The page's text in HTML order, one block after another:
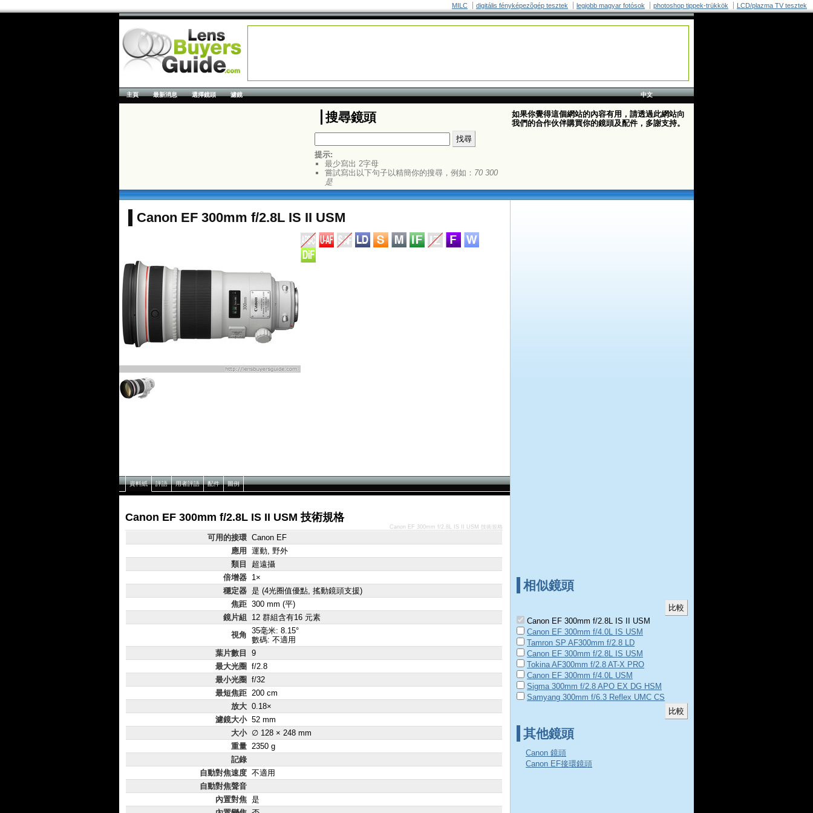
MILC digitális fényképezõgép tesztek legjobb magyar fotósok photoshop tippek-trükkök LCD/plazma TV tesztek
中文
主頁 最新消息 選擇鏡頭 濾鏡
搜尋鏡頭
提示:
最少寫出 2字母
嘗試寫出以下句子以精簡你的搜尋，例如： 70 300
是
如果你覺得這個網站的內容有用，請透過此網站向
我們的合作伙伴購買你的鏡頭及配件，多謝支持。
Canon EF 300mm f/2.8L IS II USM
資料紙 評語 用者評語 配件 圖例
Canon EF 300mm f/2.8L IS II USM 技術規格
可用的接環 Canon EF
應用
運動, 野外
類目
超遠攝
倍增器 1×
穩定器 是 (4光圈值優點, 搖動鏡頭支援)
焦距 300 mm (平)
鏡片組
12 群組含有16 元素
視角 35毫米: 8.15°
數碼: 不適用
葉片數目
9
最大光圈
f/2.8
最小光圈
f/32
最短焦距 200 cm
放大 0.18×
濾鏡大小 52 mm
大小 ∅ 128 × 248 mm
重量 2350 g
記錄
自動對焦速度 不適用
自動對焦聲音
內置對焦 是
Canon EF 300mm f/2.8L IS II USM 技術規格
相似鏡頭
Canon EF 300mm f/2.8L IS II USM
Canon EF 300mm f/4.0L IS USM
Tamron SP AF300mm f/2.8 LD
Canon EF 300mm f/2.8L IS USM
Tokina AF300mm f/2.8 AT-X PRO
Canon EF 300mm f/4.0L USM
Sigma 300mm f/2.8 APO EX DG HSM
Samyang 300mm f/6.3 Reflex UMC CS
其他鏡頭
Canon 鏡頭
Canon EF接環鏡頭